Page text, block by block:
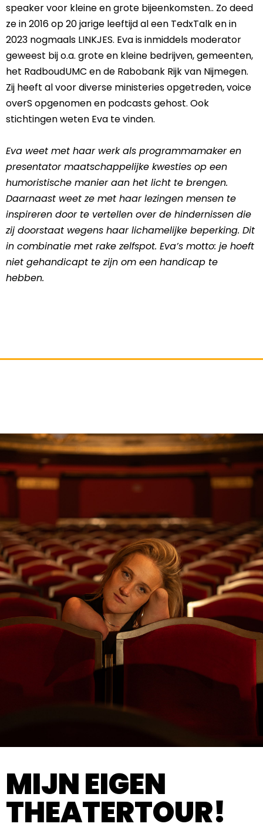
speaker voor kleine en grote bijeenkomsten.. Zo deed
ze in 2016 op 20 jarige leeftijd al een TedxTalk en in
2023 nogmaals LINKJES. Eva is inmiddels moderator
geweest bij o.a. grote en kleine bedrijven, gemeenten,
het RadboudUMC en de Rabobank Rijk van Nijmegen.
Zij heeft al voor diverse ministeries opgetreden, voice
overS opgenomen en podcasts gehost. Ook
stichtingen weten Eva te vinden.
Eva weet met haar werk als programmamaker en
presentator maatschappelijke kwesties op een
humoristische manier aan het licht te brengen.
Daarnaast weet ze met haar lezingen mensen te
inspireren door te vertellen over de hindernissen die
zij doorstaat wegens haar lichamelijke beperking. Dit
in combinatie met rake zelfspot. Eva’s motto: je hoeft
niet gehandicapt te zijn om een handicap te
hebben.
MIJN EIGEN
THEATERTOUR!